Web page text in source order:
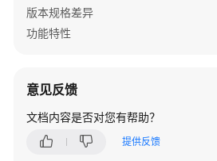
门
南
开
通
版本规格差异
功能特性
意见反馈
文档内容是否对您有帮助？
提供反馈